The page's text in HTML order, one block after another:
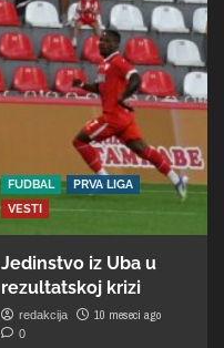
FUDBAL
PRVA LIGA
VESTI
Jedinstvo iz Uba u
rezultatskoj krizi
redakcija 10 meseci ago
0